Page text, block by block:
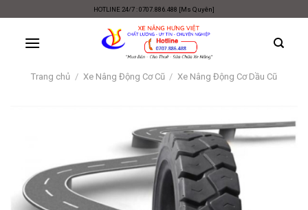
content
HOTLINE 24/7 : 0707.886.488 [Ms Quyên]
Trang chủ / Xe Nâng Động Cơ Cũ / Xe Nâng Động Cơ Dầu Cũ